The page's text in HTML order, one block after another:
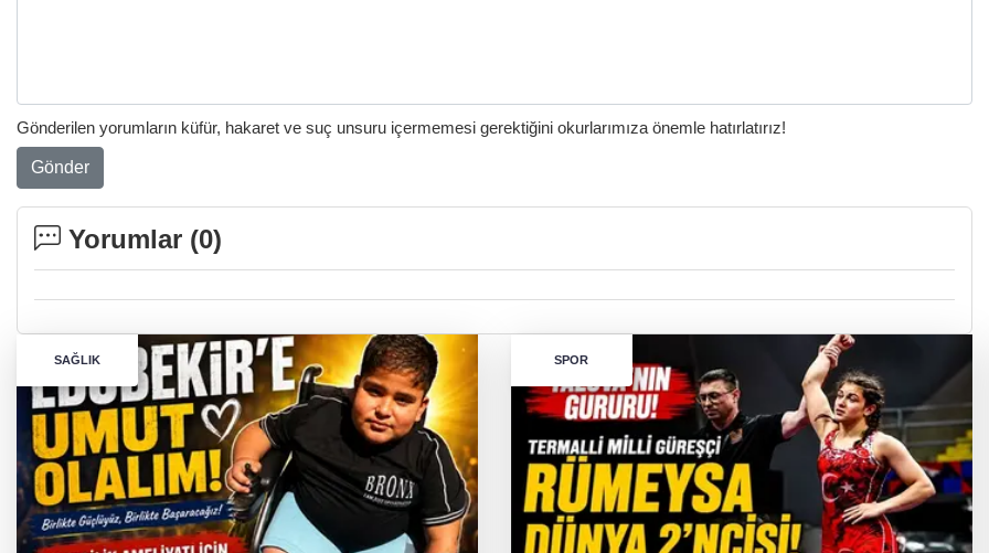
Gönderilen yorumların küfür, hakaret ve suç unsuru içermemesi gerektiğini okurlarımıza önemle hatırlatırız!
Gönder
Yorumlar (0)
SAĞLIK SPOR